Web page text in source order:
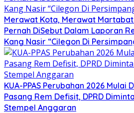
Merawat Kota, Merawat
Pernah DiSebut Dalam Laporan
Kang Nasir “Cilegon Di
KUA-PPAS Perubahan 2026 Mulai
Pasang Rem Defisit, DPRD
Stempel Anggaran